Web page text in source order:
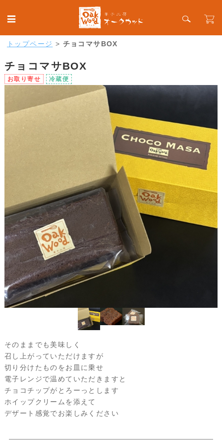
トップページ > チョコマサBOX
チョコマサBOX
お取り寄せ 冷蔵便
そのままでも美味しく
召し上がっていただけますが
切り分けたものをお皿に乗せ
電子レンジで温めていただきますと
チョコチップがとろーっとします
ホイップクリームを添えて
デザート感覚でお楽しみください